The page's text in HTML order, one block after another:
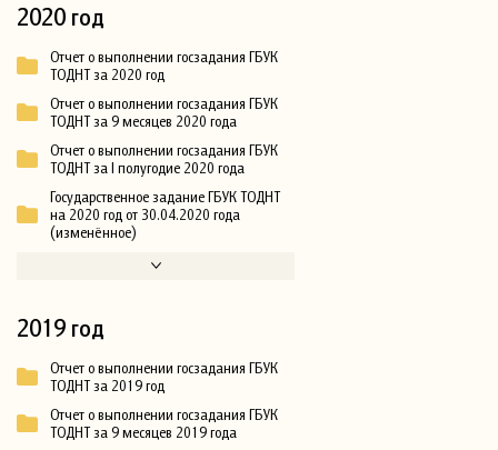
2020 год
Отчет о выполнении госзадания ГБУК
ТОДНТ за 2020 год
Отчет о выполнении госзадания ГБУК
ТОДНТ за 9 месяцев 2020 года
Отчет о выполнении госзадания ГБУК
ТОДНТ за I полугодие 2020 года
Государственное задание ГБУК ТОДНТ
на 2020 год от 30.04.2020 года
(изменённое)
2019 год
Отчет о выполнении госзадания ГБУК
ТОДНТ за 2019 год
Отчет о выполнении госзадания ГБУК
ТОДНТ за 9 месяцев 2019 года